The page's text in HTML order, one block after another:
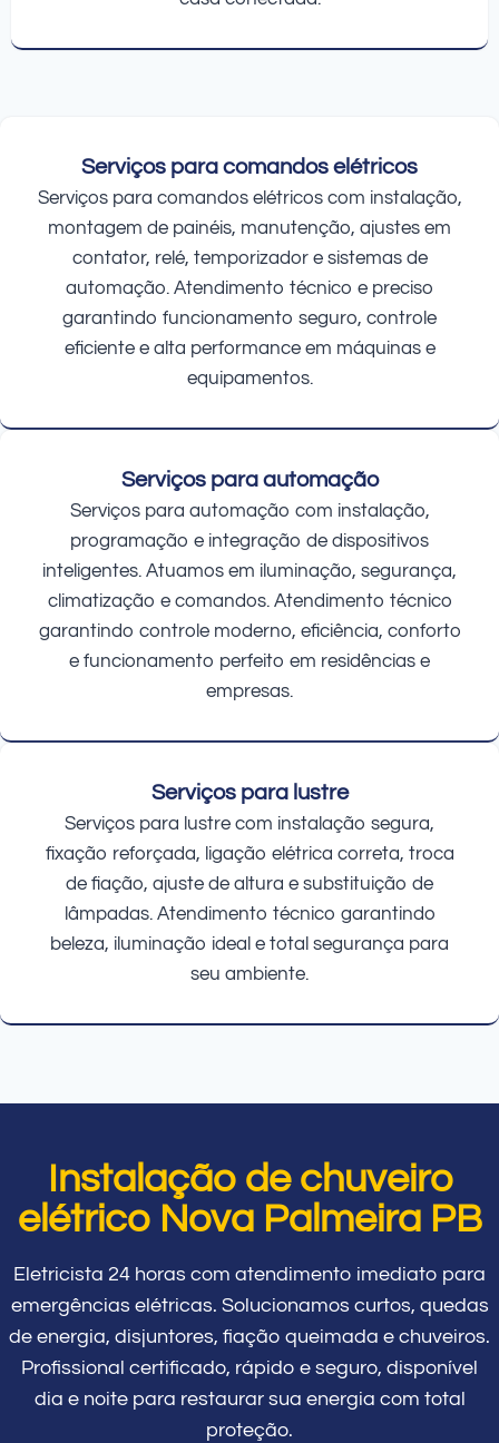
Serviços para comandos elétricos
Serviços para comandos elétricos com instalação,
montagem de painéis, manutenção, ajustes em
contator, relé, temporizador e sistemas de
automação. Atendimento técnico e preciso
garantindo funcionamento seguro, controle
eficiente e alta performance em máquinas e
equipamentos.
Serviços para automação
Serviços para automação com instalação,
programação e integração de dispositivos
inteligentes. Atuamos em iluminação, segurança,
climatização e comandos. Atendimento técnico
garantindo controle moderno, eficiência, conforto
e funcionamento perfeito em residências e
empresas.
Serviços para lustre
Serviços para lustre com instalação segura,
fixação reforçada, ligação elétrica correta, troca
de fiação, ajuste de altura e substituição de
lâmpadas. Atendimento técnico garantindo
beleza, iluminação ideal e total segurança para
seu ambiente.
Instalação de chuveiro
elétrico Nova Palmeira PB
Eletricista 24 horas com atendimento imediato para
emergências elétricas. Solucionamos curtos, quedas
de energia, disjuntores, fiação queimada e chuveiros.
Profissional certificado, rápido e seguro, disponível
dia e noite para restaurar sua energia com total
proteção.